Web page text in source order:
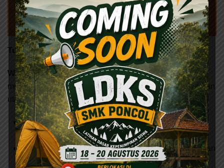
BACA JUGA Olimpiade Olahraga
Siswa Nasional (O2SN)
Tujuan dan Motivasi Kegiatan
Wakil Kepala SMK Poncol, Bapak Sondy. ST,
menjelaskan bahwa LDKS 2025 memiliki beberapa tujuan
utama:
Membentuk karakter disiplin, tangguh, dan
bertanggung jawab pada siswa sejak dini.
Menanamkan nilai-nilai nasionalisme, patriotisme, dan
cinta tanah air melalui pendekatan langsung dengan